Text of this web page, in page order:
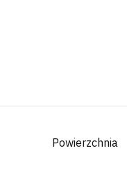
Powierzchnia